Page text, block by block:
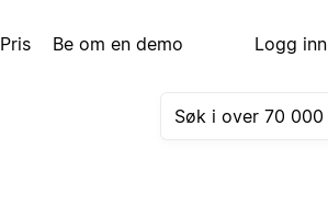
Pris Be om en demo Logg inn